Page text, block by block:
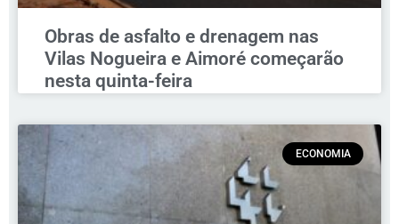
Obras de asfalto e drenagem nas
Vilas Nogueira e Aimoré começarão
nesta quinta-feira
ECONOMIA